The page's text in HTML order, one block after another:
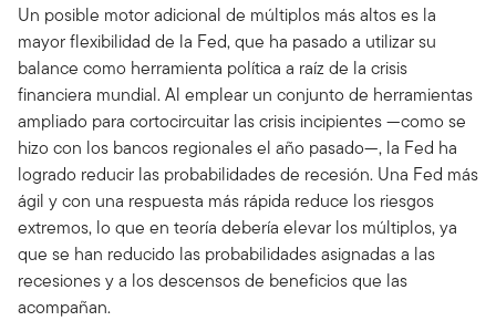
Un posible motor adicional de múltiplos más altos es la
mayor flexibilidad de la Fed, que ha pasado a utilizar su
balance como herramienta política a raíz de la crisis
financiera mundial. Al emplear un conjunto de herramientas
ampliado para cortocircuitar las crisis incipientes —como se
hizo con los bancos regionales el año pasado—, la Fed ha
logrado reducir las probabilidades de recesión. Una Fed más
ágil y con una respuesta más rápida reduce los riesgos
extremos, lo que en teoría debería elevar los múltiplos, ya
que se han reducido las probabilidades asignadas a las
recesiones y a los descensos de beneficios que las
acompañan.